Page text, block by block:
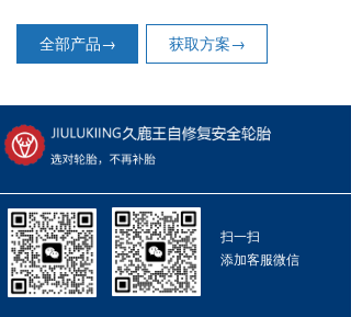
全部产品→ 获取方案→
扫一扫
添加客服微信